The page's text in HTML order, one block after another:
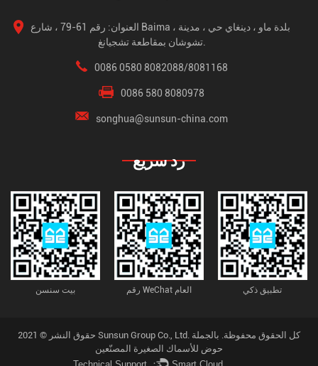
العنوان: رقم 61-79 ، شارع Baima ، بلدة ماو ، دينغاي حي ، مدينة
تشوشان بمقاطعة تشجيانغ.
0086 0580 8082088/8081168
0086 580 8080978
songhua@sunsun-china.com
رد سريع
بيت سنسن رقم WeChat العام تطبيق ذكي
حقوق النشر © 2021 Sunsun Group Co., Ltd. كل الحقوق محفوظة. بالجملة
حوض للأسماك الصغيرة المصنّعين
Technical Support ： Smart Cloud